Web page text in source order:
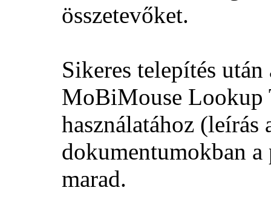
összetevőket.
Sikeres telepítés
MoBiMouse Lookup
használatához
dokumentumokban
marad.